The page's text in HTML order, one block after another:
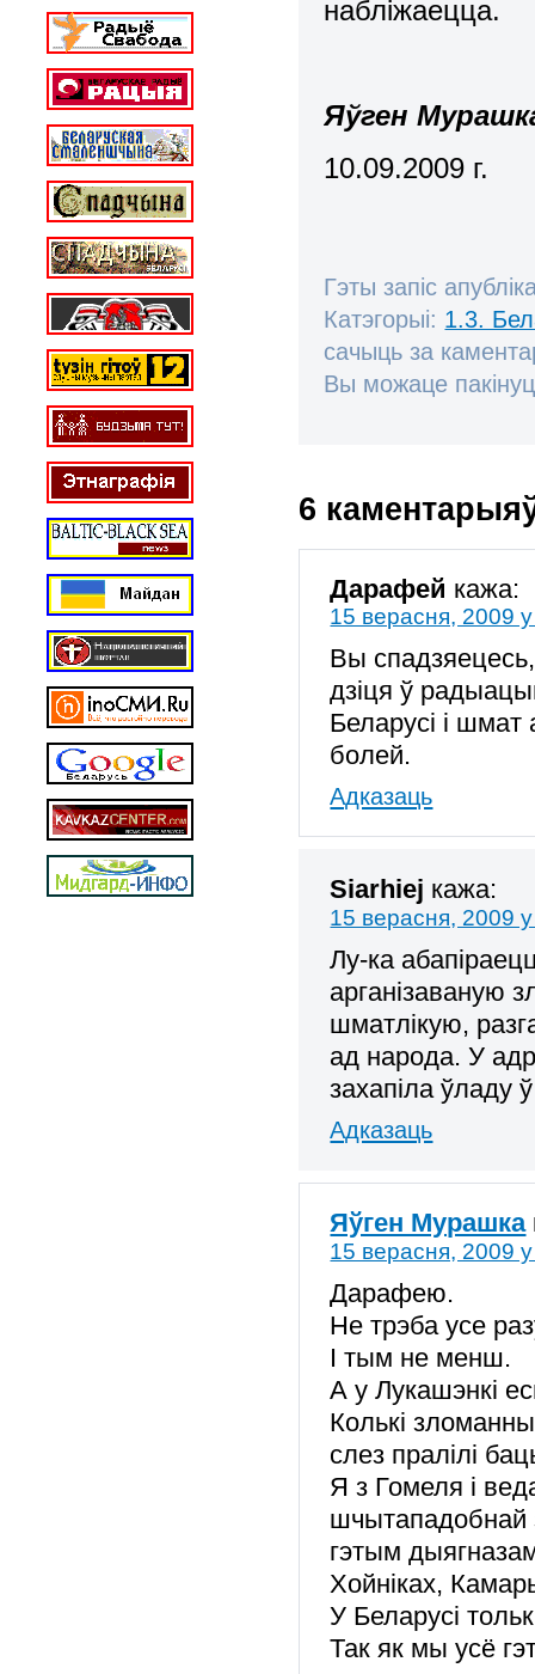
набліжаецца.
Яўген
10.09.2009 г.
Гэты запіс
Катэгорыі: 1.3.
сачыць за
Вы можаце
6
Дарафей кажа:
15 верасня, 2009
Вы
дзіця ў
Беларусі і
болей.
Адказаць
Siarhiej кажа:
15 верасня, 2009
Лу-ка
арганізаваную
шматлікую,
ад народа. У
захапіла ўладу
Адказаць
Яўген Мурашка
15 верасня, 2009
Дарафею.
Не трэба усе
І тым не менш.
А у Лукашэнкі
Колькі
слез пралілі
Я з Гомеля і
шчытападобнай
гэтым
Хойніках,
У Беларусі
Так як мы усё